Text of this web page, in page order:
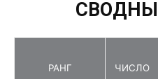
РАНГ
ЧИСЛО